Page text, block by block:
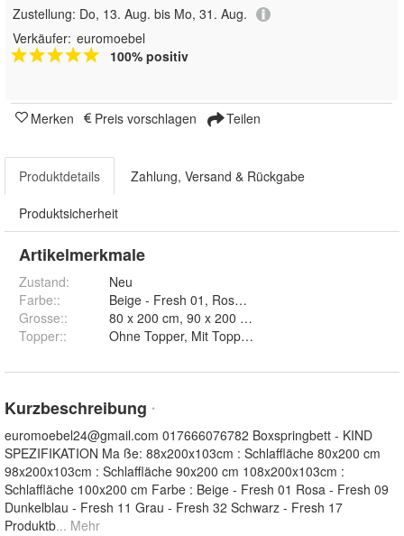
Zustellung: Do, 13. Aug. bis Mo, 31. Aug.
Verkäufer: euromoebel
100% positiv
Merken Preis vorschlagen Teilen
Produktdetails Zahlung, Versand & Rückgabe
Produktsicherheit
Artikelmerkmale
Zustand:
Neu
Farbe::
Grosse::
Topper::
Kurzbeschreibung *
euromoebel24@gmail.com 017666076782 Boxspringbett - KIND
SPEZIFIKATION Ma ße: 88x200x103cm : Schlaffläche 80x200 cm
98x200x103cm : Schlaffläche 90x200 cm 108x200x103cm :
Schlaffläche 100x200 cm Farbe : Beige - Fresh 01 Rosa - Fresh 09
Dunkelblau - Fresh 11 Grau - Fresh 32 Schwarz - Fresh 17
Produktb... Mehr